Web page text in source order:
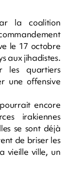
la coalition
le 17 octobre
aux jihadistes.
les quartiers
une offensive
encore
irakiennes
se sont déjà
de briser les
vieille ville, un